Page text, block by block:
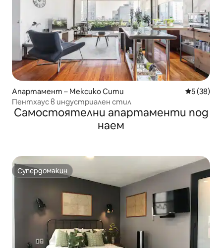
Апартамент – Мексико Сити Средна
5 (38)
Пентхаус в индустриален стил
Самостоятелни апартаменти под
наем
Супердомакин
Супердомакин